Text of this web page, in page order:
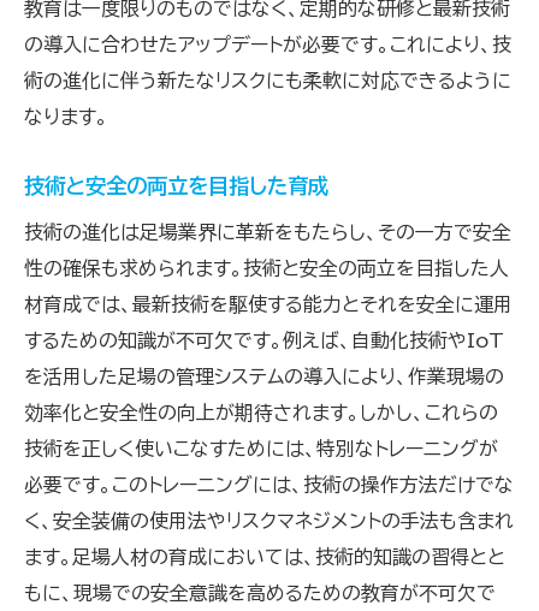
教育は一度限りのものではなく、定期的な研修と最新技術
の導入に合わせたアップデートが必要です。これにより、技
術の進化に伴う新たなリスクにも柔軟に対応できるように
なります。
技術と安全の両立を目指した育成
技術の進化は足場業界に革新をもたらし、その一方で安全
性の確保も求められます。技術と安全の両立を目指した人
材育成では、最新技術を駆使する能力とそれを安全に運用
するための知識が不可欠です。例えば、自動化技術やIoT
を活用した足場の管理システムの導入により、作業現場の
効率化と安全性の向上が期待されます。しかし、これらの
技術を正しく使いこなすためには、特別なトレーニングが
必要です。このトレーニングには、技術の操作方法だけでな
く、安全装備の使用法やリスクマネジメントの手法も含まれ
ます。足場人材の育成においては、技術的知識の習得とと
もに、現場での安全意識を高めるための教育が不可欠で